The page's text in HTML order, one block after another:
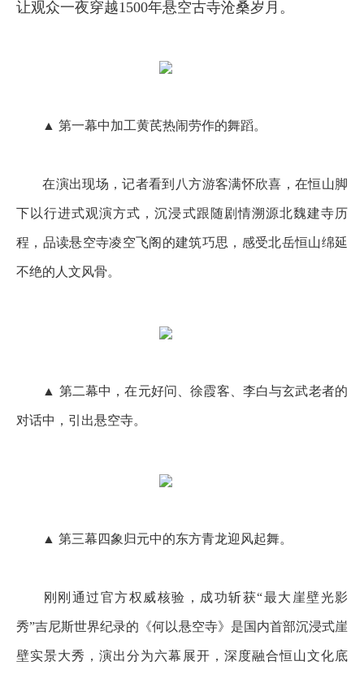
让观众一夜穿越1500年悬空古寺沧桑岁月。
▲ 第一幕中加工黄芪热闹劳作的舞蹈。
在演出现场，记者看到八方游客满怀欣喜，在恒山脚
下以行进式观演方式，沉浸式跟随剧情溯源北魏建寺历
程，品读悬空寺凌空飞阁的建筑巧思，感受北岳恒山绵延
不绝的人文风骨。
▲ 第二幕中，在元好问、徐霞客、李白与玄武老者的
对话中，引出悬空寺。
▲ 第三幕四象归元中的东方青龙迎风起舞。
刚刚通过官方权威核验，成功斩获“最大崖壁光影
秀”吉尼斯世界纪录的《何以悬空寺》是国内首部沉浸式崖
壁实景大秀，演出分为六幕展开，深度融合恒山文化底